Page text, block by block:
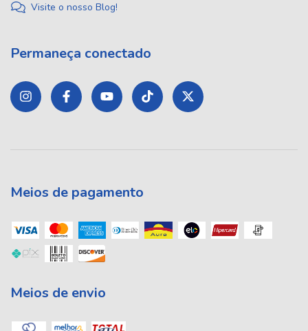
Visite o nosso Blog!
Permaneça conectado
Meios de pagamento
Meios de envio